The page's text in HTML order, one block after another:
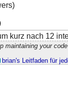
kurz nach 12
maintaining your
brian's Leitfaden für